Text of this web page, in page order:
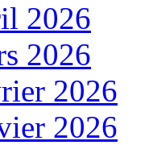
2026
2026
2026
2026